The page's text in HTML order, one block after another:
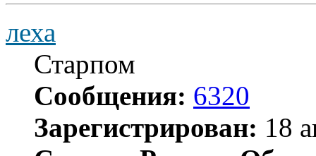
леха
Старпом
Сообщения: 6320
Зарегистрирован: 18